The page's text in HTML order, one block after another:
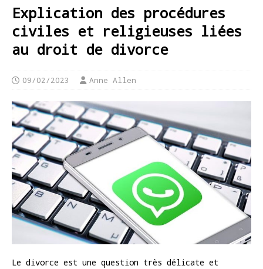
Explication des procédures
civiles et religieuses liées
au droit de divorce
09/02/2023 Anne Allen
Le divorce est une question très délicate et